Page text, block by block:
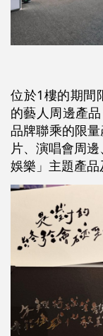
位於1樓的期間
的藝人周邊產
品牌聯乘的限
片、演唱會周
娛樂」主題產品